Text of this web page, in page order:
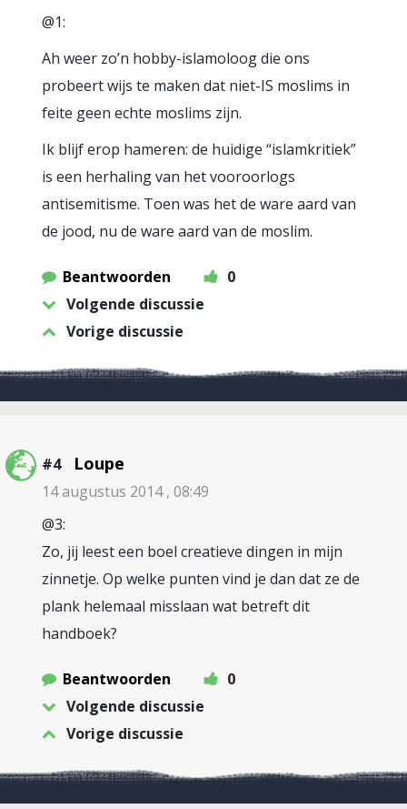
@1:
Ah weer zo’n hobby-islamoloog die ons
probeert wijs te maken dat niet-IS moslims in
feite geen echte moslims zijn.
Ik blijf erop hameren: de huidige “islamkritiek”
is een herhaling van het vooroorlogs
antisemitisme. Toen was het de ware aard van
de jood, nu de ware aard van de moslim.
Beantwoorden
0
Volgende discussie
Vorige discussie
#4 Loupe
14 augustus 2014 , 08:49
@3:
Zo, jij leest een boel creatieve dingen in mijn
zinnetje. Op welke punten vind je dan dat ze de
plank helemaal misslaan wat betreft dit
handboek?
Beantwoorden
0
Volgende discussie
Vorige discussie